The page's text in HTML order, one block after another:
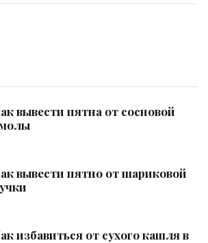
вывести пятна от сосновой
вывести пятно от шариковой
избавиться от сухого кашля в